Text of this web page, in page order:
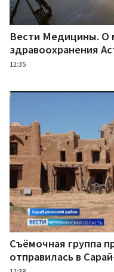
Вести Медицины. О
здравоохранения
12:35
Съёмочная группа
отправилась в